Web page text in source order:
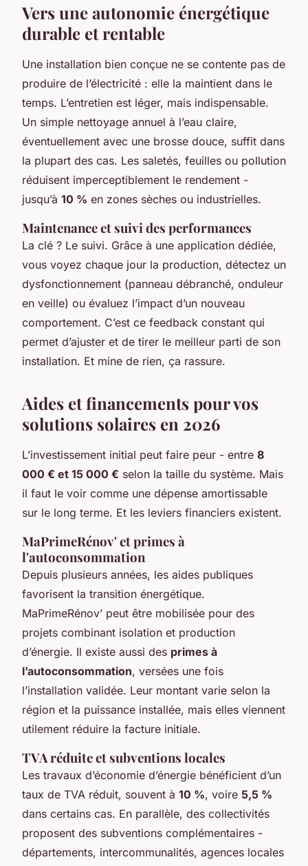
Vers une autonomie énergétique
durable et rentable
Une installation bien conçue ne se contente pas de
produire de l’électricité : elle la maintient dans le
temps. L’entretien est léger, mais indispensable.
Un simple nettoyage annuel à l’eau claire,
éventuellement avec une brosse douce, suffit dans
la plupart des cas. Les saletés, feuilles ou pollution
réduisent imperceptiblement le rendement -
jusqu’à 10 % en zones sèches ou industrielles.
Maintenance et suivi des performances
La clé ? Le suivi. Grâce à une application dédiée,
vous voyez chaque jour la production, détectez un
dysfonctionnement (panneau débranché, onduleur
en veille) ou évaluez l’impact d’un nouveau
comportement. C’est ce feedback constant qui
permet d’ajuster et de tirer le meilleur parti de son
installation. Et mine de rien, ça rassure.
Aides et financements pour vos
solutions solaires en 2026
L’investissement initial peut faire peur - entre 8
000 € et 15 000 € selon la taille du système. Mais
il faut le voir comme une dépense amortissable
sur le long terme. Et les leviers financiers existent.
MaPrimeRénov' et primes à
l'autoconsommation
Depuis plusieurs années, les aides publiques
favorisent la transition énergétique.
MaPrimeRénov’ peut être mobilisée pour des
projets combinant isolation et production
d’énergie. Il existe aussi des primes à
l’autoconsommation, versées une fois
l’installation validée. Leur montant varie selon la
région et la puissance installée, mais elles viennent
utilement réduire la facture initiale.
TVA réduite et subventions locales
Les travaux d’économie d’énergie bénéficient d’un
taux de TVA réduit, souvent à 10 %, voire 5,5 %
dans certains cas. En parallèle, des collectivités
proposent des subventions complémentaires -
départements, intercommunalités, agences locales